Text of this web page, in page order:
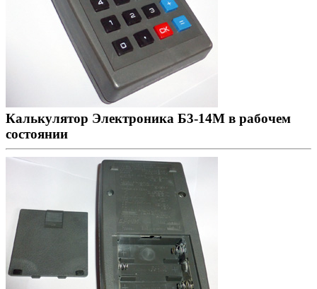
Калькулятор Электроника Б3-14М в рабочем
состоянии